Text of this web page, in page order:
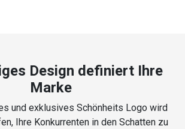
Design definiert Ihre
Marke
und exklusives Schönheits Logo wird
Ihre Konkurrenten in den Schatten zu